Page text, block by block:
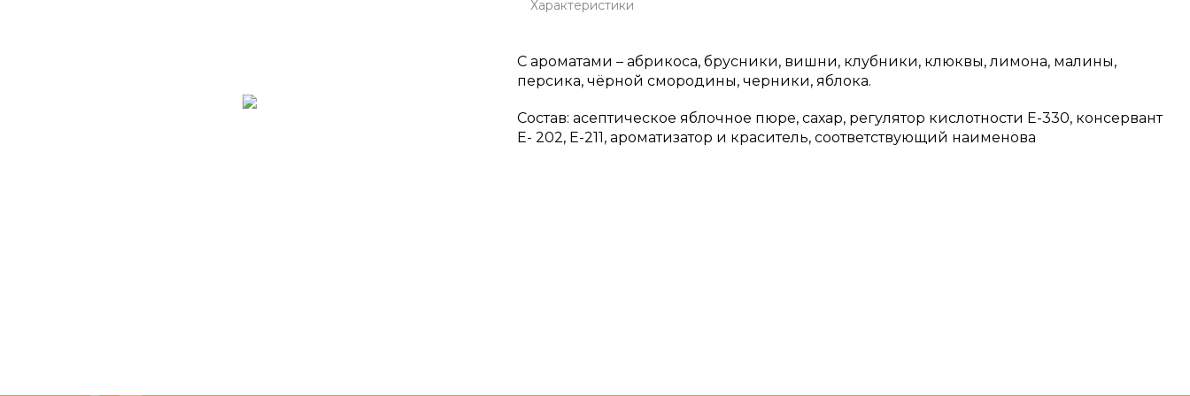
Характеристики
С ароматами – абрикоса, брусники, вишни, клубники, клюквы, лимона, малины,
персика, чёрной смородины, черники, яблока.
Состав: асептическое яблочное пюре, сахар, регулятор кислотности Е-330, консервант
Е- 202, Е-211, ароматизатор и краситель, соответствующий наименова